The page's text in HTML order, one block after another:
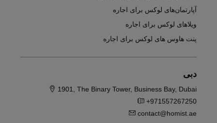
آپارتمان‌های لوکس برای اجاره
ویلاهای لوکس برای اجاره
پنت هاوس های لوکس برای اجاره
دبی
1901, The Binary Tower, Business Bay, Dubai
+971557267250
contact@homist.ae